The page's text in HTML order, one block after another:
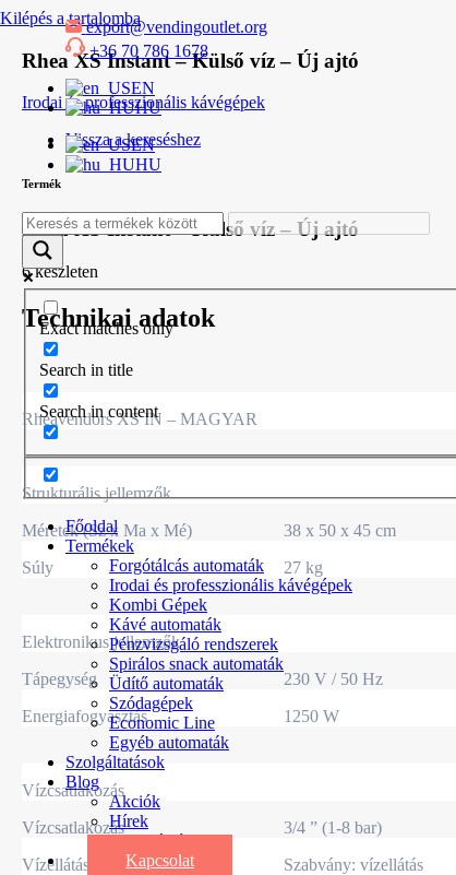
Kilépés a tartalombaexport@vendingoutlet.org
+36 70 786 1678
EN
HU
EN
HU
Exact matches only
Search in title
Search in content
Főoldal
Termékek
Forgótálcás automaták
Irodai és professzionális kávégépek
Kombi Gépek
Kávé automaták
Pénzvizsgáló rendszerek
Spirálos snack automaták
Üdítő automaták
Szódagépek
Economic Line
Egyéb automaták
Szolgáltatások
Blog
Akciók
Hírek
Információk
Kapcsolat
Rhea XS Instant – Külső víz – Új ajtó
Irodai és professzionális kávégépek
Vissza a kereséshez
Termék
Rhea XS Instant – Külső víz – Új ajtó
6 készleten
Technikai adatok
Rheavendors XS IN – MAGYAR
Strukturális jellemzők
Méretek (Sz x Ma x Mé)
38 x 50 x 45 cm
Súly
27 kg
Elektronikus jellemzők
Tápegység
230 V / 50 Hz
Energiafogyasztás
1250 W
Vízcsatlakozás
Vízcsatlakozás
3/4 ” (1-8 bar)
Vízellátás
Szabvány: vízellátás